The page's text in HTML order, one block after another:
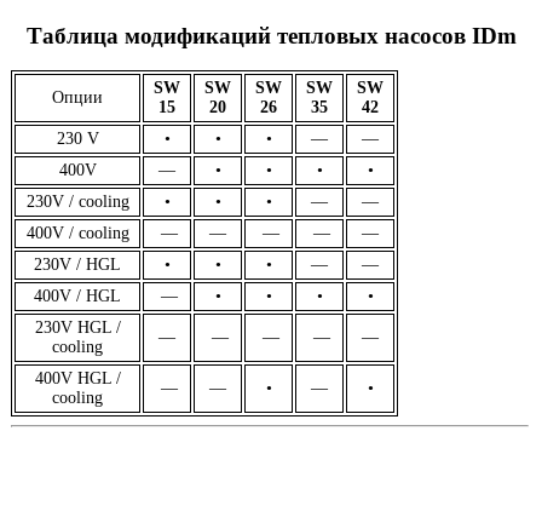
Таблица модификаций тепловых насосов IDm
Опции
SW
15
SW
20
SW
26
SW
35
SW
42
230 V
• • • —
—
400V
— • • •
•
230V / cooling
• • • —
—
400V / cooling
— — — —
—
230V / HGL
• • • —
—
400V / HGL
— • • •
•
230V HGL /
cooling
— — — — —
400V HGL /
cooling
— — • — •